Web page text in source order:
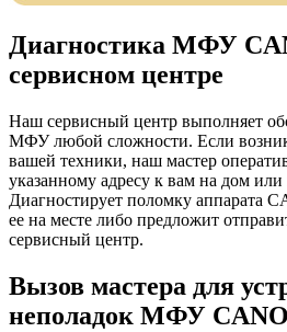
Диагностика МФУ
сервисном центре
Наш сервисный центр выполняет
МФУ любой сложности. Если
вашей техники, наш мастер
указанному адресу к вам на дом
Диагностирует поломку аппарата
ее на месте либо предложит
сервисный центр.
Вызов мастера для
неполадок МФУ